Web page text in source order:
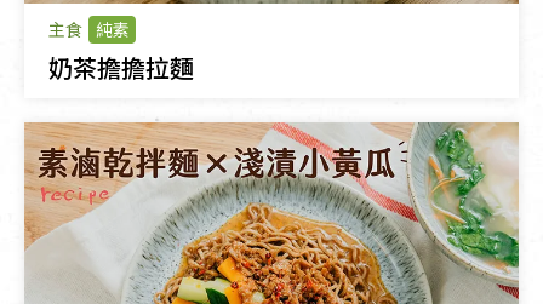
主食 純素
奶茶擔擔拉麵